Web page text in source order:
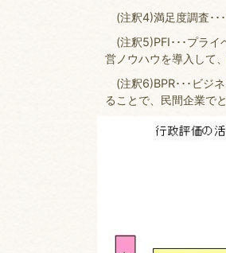
(注釈4)満足度調査･･
(注釈5)PFI･･･プライ
営ノウハウを導入して
(注釈6)BPR･･･ビジ
ることで、民間企業で